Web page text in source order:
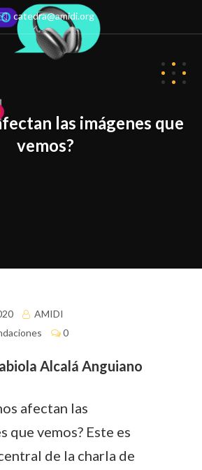
catedra@amidi.org
las imágenes que
vemos?
AMIDI
0
Alcalá Anguiano
afectan las
que vemos? Este es
de la charla de